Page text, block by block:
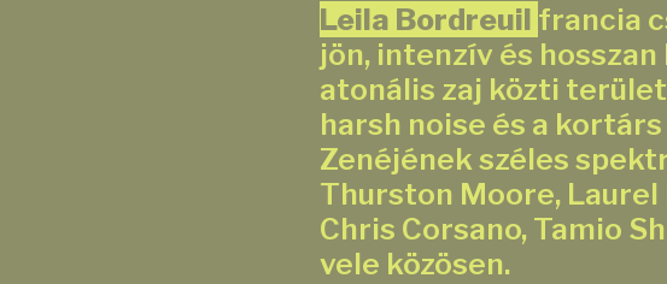
Leila Bordreuil francia
jön, intenzív és
atonális zaj közti
harsh noise és a
Zenéjének széles
Thurston Moore, Laurel
Chris Corsano, Tamio
vele közösen.